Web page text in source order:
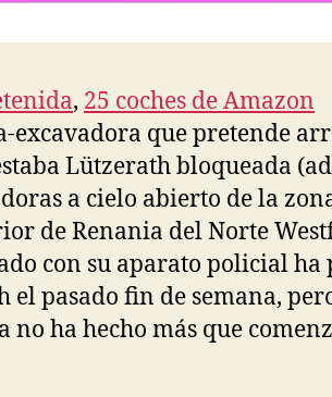
, 25 coches de Amazon
excavadora que pretende
Lützerath bloqueada
a cielo abierto de la
de Renania del Norte
con su aparato policial ha
el pasado fin de semana,
ha hecho más que